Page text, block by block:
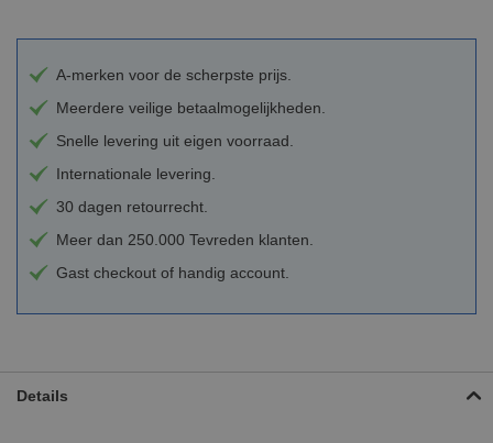
A-merken voor de scherpste prijs.
Meerdere veilige betaalmogelijkheden.
Snelle levering uit eigen voorraad.
Internationale levering.
30 dagen retourrecht.
Meer dan 250.000 Tevreden klanten.
Gast checkout of handig account.
Details